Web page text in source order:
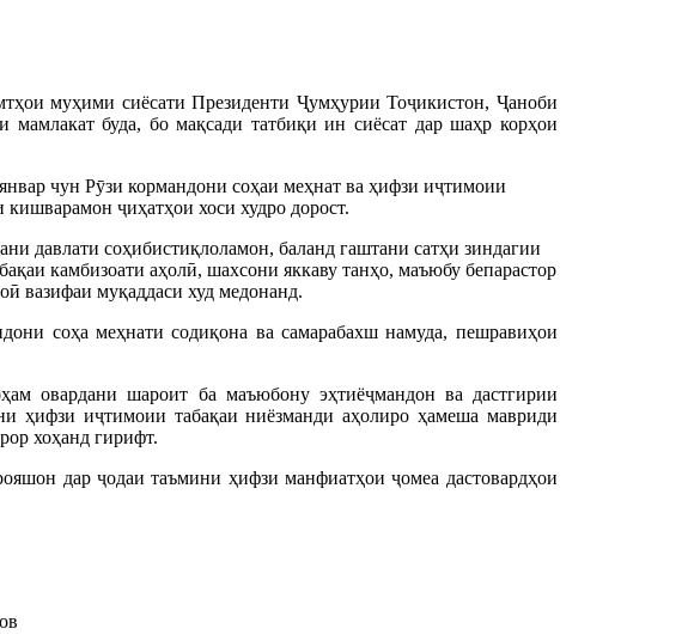
муҳими сиёсати Президенти Ҷумҳурии Тоҷикистон, Ҷаноби
буда, бо мақсади татбиқи ин сиёсат дар шаҳр корҳои
чун Рӯзи кормандони соҳаи меҳнат ва ҳифзи иҷтимоии
ҷиҳатҳои хоси худро дорост.
давлати соҳибистиқлоламон, баланд гаштани сатҳи зиндагии
камбизоати аҳолӣ, шахсони яккаву танҳо, маъюбу бепарастор
вазифаи муқаддаси худ медонанд.
соҳа меҳнати содиқона ва самарабахш намуда, пешравиҳои
овардани шароит ба маъюбону эҳтиёҷмандон ва дастгирии
ҳифзи иҷтимоии табақаи ниёзманди аҳолиро ҳамеша мавриди
хоҳанд гирифт.
дар ҷодаи таъмини ҳифзи манфиатҳои ҷомеа дастовардҳои